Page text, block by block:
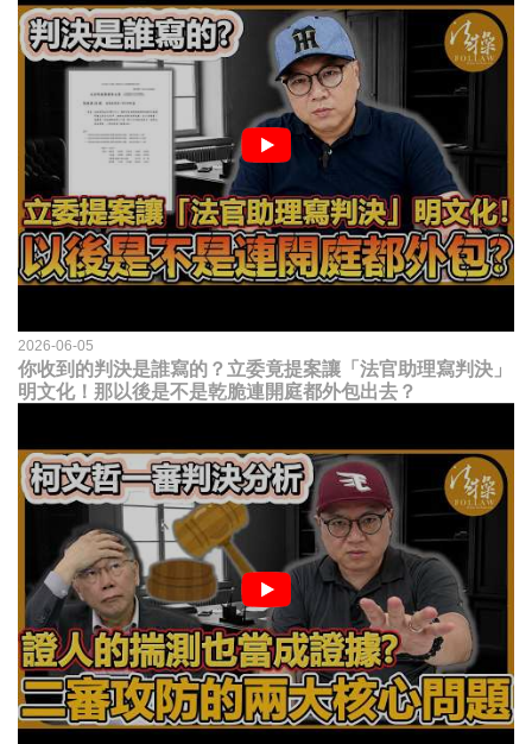
2026-06-05
你收到的判決是誰寫的？立委竟提案讓「法官助理寫判決」
明文化！那以後是不是乾脆連開庭都外包出去？